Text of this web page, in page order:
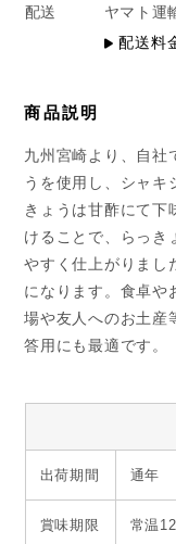
配送 ヤマト運
配送料
商品説明
九州宮崎より、自社
うを使用し、シャキ
きょうは甘酢にて下
けることで、らっき
やすく仕上がりまし
になります。食卓や
場や友人へのお土産
答用にも最適です。
出荷期間 通年
賞味期限 常温